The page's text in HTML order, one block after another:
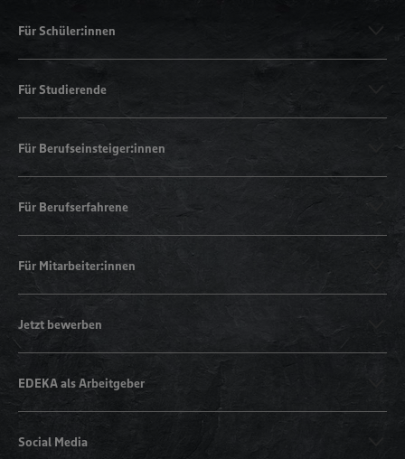
Für Schüler:innen
Für Studierende
Für Berufseinsteiger:innen
Für Berufserfahrene
Für Mitarbeiter:innen
Jetzt bewerben
EDEKA als Arbeitgeber
Social Media